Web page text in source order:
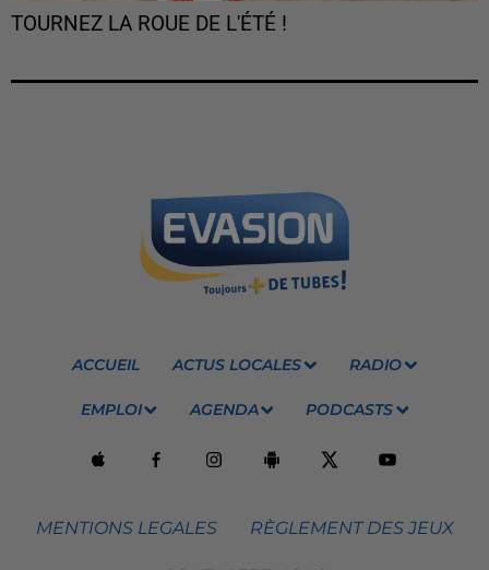
TOURNEZ LA ROUE DE L'ÉTÉ !
ACCUEIL ACTUS LOCALES RADIO
EMPLOI AGENDA PODCASTS
MENTIONS LEGALES RÈGLEMENT DES JEUX